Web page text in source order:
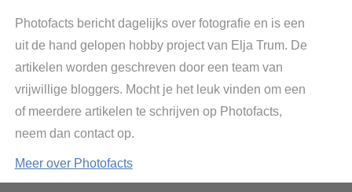
Photofacts bericht dagelijks over fotografie en is een
uit de hand gelopen hobby project van Elja Trum. De
artikelen worden geschreven door een team van
vrijwillige bloggers. Mocht je het leuk vinden om een
of meerdere artikelen te schrijven op Photofacts,
neem dan contact op.
Meer over Photofacts